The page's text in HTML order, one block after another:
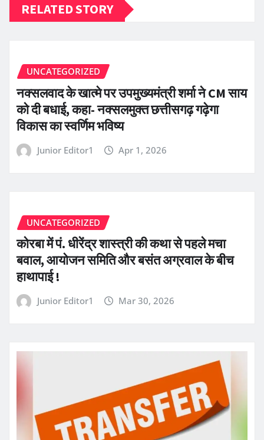
RELATED STORY
UNCATEGORIZED
नक्सलवाद के खात्मे पर उपमुख्यमंत्री शर्मा ने CM साय
को दी बधाई, कहा- नक्सलमुक्त छत्तीसगढ़ गढ़ेगा
विकास का स्वर्णिम भविष्य
Junior Editor1 Apr 1, 2026
UNCATEGORIZED
कोरबा में पं. धीरेंद्र शास्त्री की कथा से पहले मचा
बवाल, आयोजन समिति और बसंत अग्रवाल के बीच
हाथापाई !
Junior Editor1 Mar 30, 2026